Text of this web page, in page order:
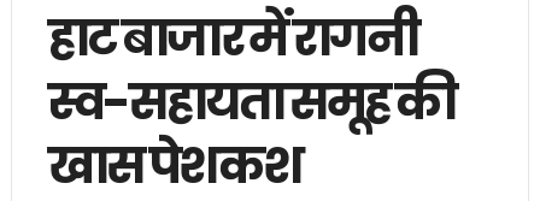
हाट बाजार में रागनी
स्व-सहायता समूह की
खास पेशकश